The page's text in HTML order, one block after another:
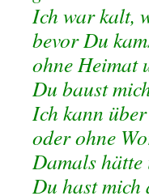
Ich war kalt,
bevor Du
ohne Heimat
Du baust
Ich kann
oder ohne
Damals hätte
Du hast mich